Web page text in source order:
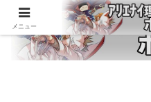
メニュー